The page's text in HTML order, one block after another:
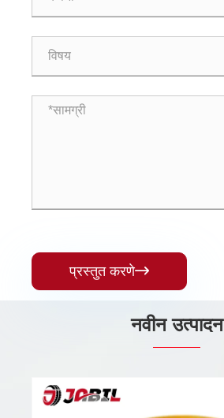
प्रस्तुत करणे
नवीन उत्पादन